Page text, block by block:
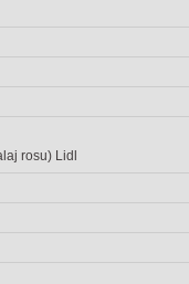
rosu) Lidl